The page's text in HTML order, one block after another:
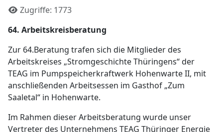
Zugriffe: 1773
64. Arbeitskreisberatung
Zur 64.Beratung trafen sich die Mitglieder des
Arbeitskreises „Stromgeschichte Thüringens“ der
TEAG im Pumpspeicherkraftwerk Hohenwarte II, mit
anschließenden Arbeitsessen im Gasthof „Zum
Saaletal“ in Hohenwarte.
Im Rahmen dieser Arbeitsberatung wurde unser
Vertreter des Unternehmens TEAG Thüringer Energie